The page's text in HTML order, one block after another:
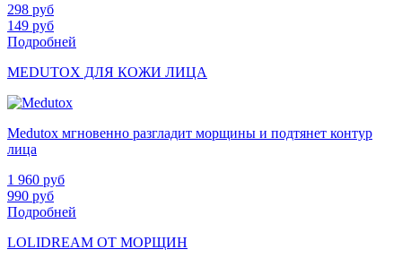
298 руб
149 руб
Подробней
MEDUTOX ДЛЯ КОЖИ ЛИЦА
Medutox мгновенно разгладит морщины и подтянет контур
лица
1 960 руб
990 руб
Подробней
LOLIDREAM ОТ МОРЩИН